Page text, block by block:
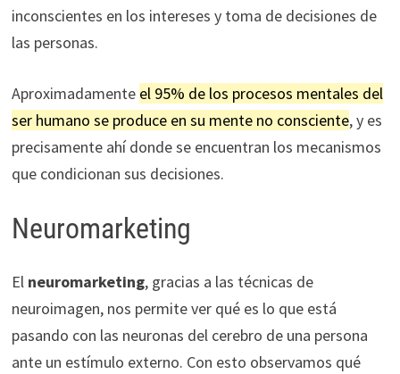
inconscientes en los intereses y toma de decisiones de
las personas.
Aproximadamente el 95% de los procesos mentales del
ser humano se produce en su mente no consciente, y es
precisamente ahí donde se encuentran los mecanismos
que condicionan sus decisiones.
Neuromarketing
El neuromarketing, gracias a las técnicas de
neuroimagen, nos permite ver qué es lo que está
pasando con las neuronas del cerebro de una persona
ante un estímulo externo. Con esto observamos qué